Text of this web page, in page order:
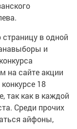
в одной
и
на сайте акции
18
так как в каждой
Среди прочих
айфоны,